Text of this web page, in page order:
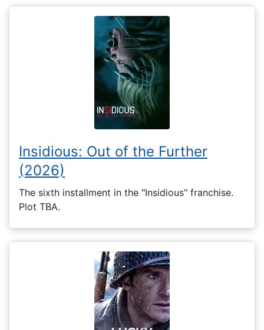
Insidious: Out of the Further
(2026)
The sixth installment in the "Insidious" franchise.
Plot TBA.